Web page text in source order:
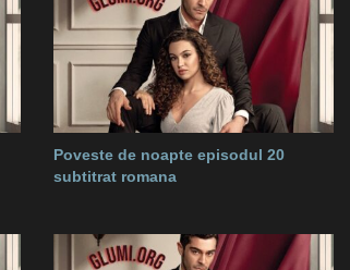
Poveste de noapte episodul 20
subtitrat romana